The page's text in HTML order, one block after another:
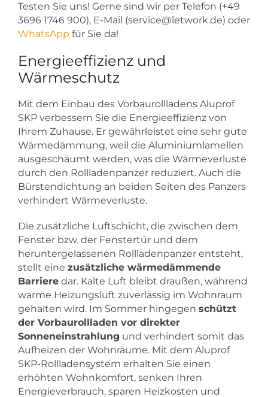
Testen Sie uns! Gerne sind wir per Telefon (+49
3696 1746 900), E-Mail (service@letwork.de) oder
WhatsApp für Sie da!
Energieeffizienz und
Wärmeschutz
Mit dem Einbau des Vorbaurollladens Aluprof
SKP verbessern Sie die Energieeffizienz von
Ihrem Zuhause. Er gewährleistet eine sehr gute
Wärmedämmung, weil die Aluminiumlamellen
ausgeschäumt werden, was die Wärmeverluste
durch den Rollladenpanzer reduziert. Auch die
Bürstendichtung an beiden Seiten des Panzers
verhindert Wärmeverluste.
Die zusätzliche Luftschicht, die zwischen dem
Fenster bzw. der Fenstertür und dem
heruntergelassenen Rollladenpanzer entsteht,
stellt eine zusätzliche wärmedämmende
Barriere dar. Kalte Luft bleibt draußen, während
warme Heizungsluft zuverlässig im Wohnraum
gehalten wird. Im Sommer hingegen schützt
der Vorbaurollladen vor direkter
Sonneneinstrahlung und verhindert somit das
Aufheizen der Wohnräume. Mit dem Aluprof
SKP-Rollladensystem erhalten Sie einen
erhöhten Wohnkomfort, senken Ihren
Energieverbrauch, sparen Heizkosten und